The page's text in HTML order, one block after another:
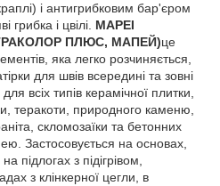
і антигрибковим бар'єром
грибка і цвілі. MAPEI
ПЛЮС, МАПЕЙ)це
яка легко розчиняється,
для швів всередині та зовні
всіх типів керамічної плитки,
теракоти, природного каменю,
скломозаїки та бетонних
Застосовується на основах,
підлогах з підігрівом,
з клінкерної цегли, в